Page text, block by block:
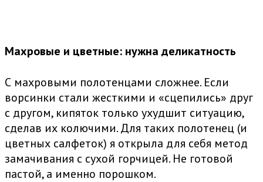
Махровые и цветные: нужна деликатность
С махровыми полотенцами сложнее. Если
ворсинки стали жесткими и «сцепились» друг
с другом, кипяток только ухудшит ситуацию,
сделав их колючими. Для таких полотенец (и
цветных салфеток) я открыла для себя метод
замачивания с сухой горчицей. Не готовой
пастой, а именно порошком.